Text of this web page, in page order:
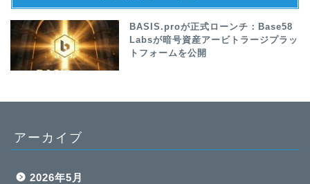
BASIS.proが正式ローンチ：Base58
Labsが暗号資産アービトラージプラッ
トフォームを公開
アーカイブ
2026年5月